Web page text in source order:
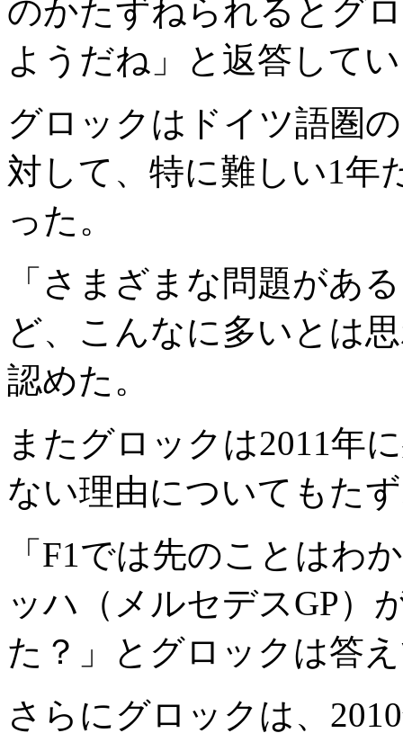
のかたずねられるとグ
ようだね」と返答して
グロックはドイツ語圏
対して、特に難しい1年
った。
「さまざまな問題があ
ど、こんなに多いとは
認めた。
またグロックは2011年
ない理由についてもた
「F1では先のことはわ
ッハ（メルセデスGP）
た？」とグロックは答
さらにグロックは、